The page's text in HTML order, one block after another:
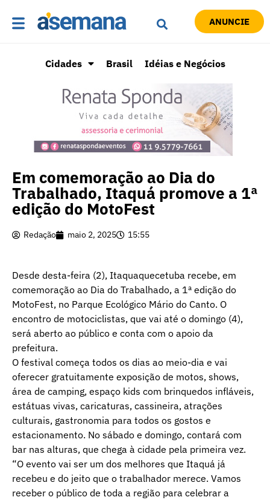
ANUNCIE
Cidades Brasil Idéias e Negócios
Em comemoração ao Dia do
Trabalhado, Itaquá promove a 1ª
edição do MotoFest
Redação maio 2, 2025 15:55
Desde desta-feira (2), Itaquaquecetuba recebe, em
comemoração ao Dia do Trabalhado, a 1ª edição do
MotoFest, no Parque Ecológico Mário do Canto. O
encontro de motociclistas, que vai até o domingo (4),
será aberto ao público e conta com o apoio da
prefeitura.
O festival começa todos os dias ao meio-dia e vai
oferecer gratuitamente exposição de motos, shows,
área de camping, espaço kids com brinquedos infláveis,
estátuas vivas, caricaturas, cassineira, atrações
culturais, gastronomia para todos os gostos e
estacionamento. No sábado e domingo, contará com
bar nas alturas, que chega à cidade pela primeira vez.
“O evento vai ser um dos melhores que Itaquá já
recebeu e do jeito que o trabalhador merece. Vamos
receber o público de toda a região para celebrar a